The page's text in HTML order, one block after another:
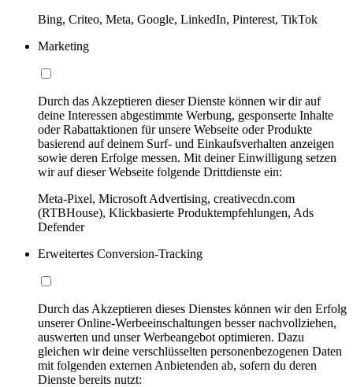
Bing, Criteo, Meta, Google, LinkedIn, Pinterest, TikTok
Marketing
Durch das Akzeptieren dieser Dienste können wir dir auf
deine Interessen abgestimmte Werbung, gesponserte Inhalte
oder Rabattaktionen für unsere Webseite oder Produkte
basierend auf deinem Surf- und Einkaufsverhalten anzeigen
sowie deren Erfolge messen. Mit deiner Einwilligung setzen
wir auf dieser Webseite folgende Drittdienste ein:
Meta-Pixel, Microsoft Advertising, creativecdn.com
(RTBHouse), Klickbasierte Produktempfehlungen, Ads
Defender
Erweitertes Conversion-Tracking
Durch das Akzeptieren dieses Dienstes können wir den Erfolg
unserer Online-Werbeeinschaltungen besser nachvollziehen,
auswerten und unser Werbeangebot optimieren. Dazu
gleichen wir deine verschlüsselten personenbezogenen Daten
mit folgenden externen Anbietenden ab, sofern du deren
Dienste bereits nutzt: